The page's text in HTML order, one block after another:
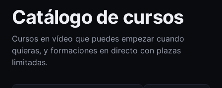
Catálogo de cursos
Cursos en vídeo que puedes empezar cuando
quieras, y formaciones en directo con plazas
limitadas.